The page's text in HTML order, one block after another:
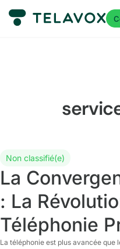
Non classifié(e)
La
: La
Téléphonie
La téléphonie est plus avancée que